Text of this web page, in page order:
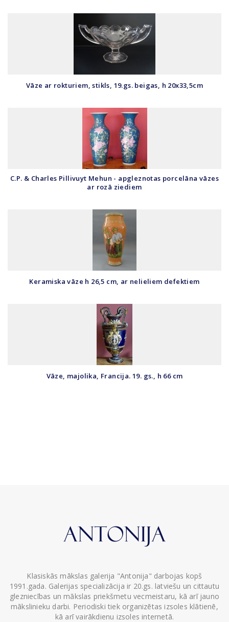
Vāze ar rokturiem, stikls, 19.gs. beigas, h 20x33,5cm
C.P. & Charles Pillivuyt Mehun - apgleznotas porcelāna vāzes
ar rozā ziediem
Keramiska vāze h 26,5 cm, ar nelieliem defektiem
Vāze, majolika, Francija. 19. gs., h 66 cm
Klasiskās mākslas galerija "Antonija" darbojas kopš
1991.gada. Galerijas specializācija ir 20.gs. latviešu un cittautu
glezniecības un mākslas priekšmetu vecmeistaru, kā arī jauno
mākslinieku darbi. Periodiski tiek organizētas izsoles klātienē,
kā arī vairākdienu izsoles internetā.